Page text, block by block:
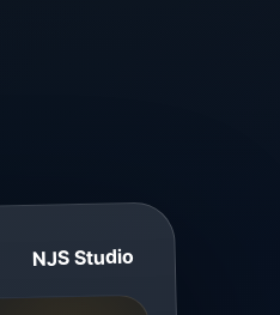
NJS Studio